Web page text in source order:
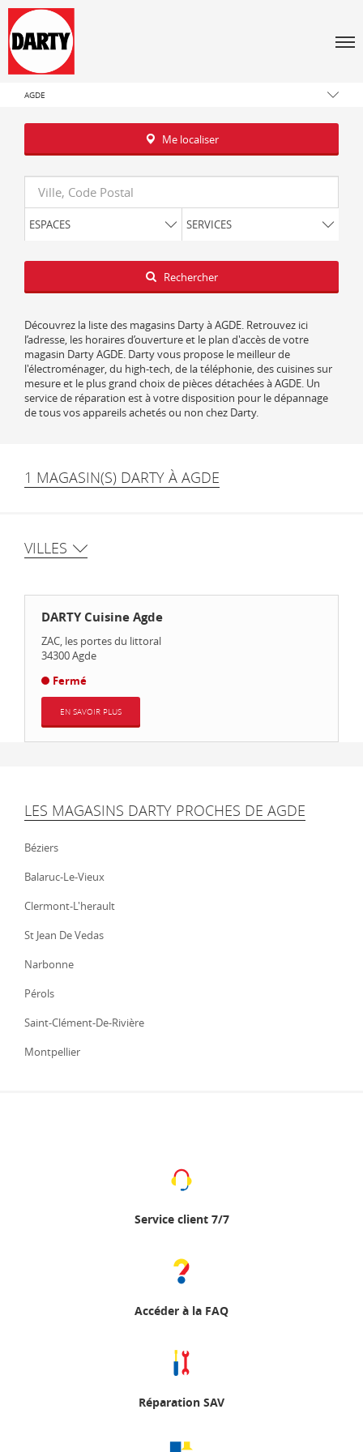
Tous les magasins Darty
Occitanie
Hérault
AGDE
Me localiser
Requête
ESPACES SERVICES
Latitude
Longitude
Rechercher
Découvrez la liste des magasins Darty à AGDE. Retrouvez ici
l’adresse, les horaires d’ouverture et le plan d'accès de votre
magasin Darty AGDE. Darty vous propose le meilleur de
l'électroménager, du high-tech, de la téléphonie, des cuisines sur
mesure et le plus grand choix de pièces détachées à AGDE. Un
service de réparation est à votre disposition pour le dépannage
de tous vos appareils achetés ou non chez Darty.
1 MAGASIN(S) DARTY À AGDE
VILLES
DARTY Cuisine Agde
ZAC, les portes du littoral
34300Agde
Fermé
EN SAVOIR PLUS
LES MAGASINS DARTY PROCHES DE AGDE
Béziers
Balaruc-Le-Vieux
Clermont-L'herault
St Jean De Vedas
Narbonne
Pérols
Saint-Clément-De-Rivière
Montpellier
Service client 7/7
Accéder à la FAQ
Réparation SAV